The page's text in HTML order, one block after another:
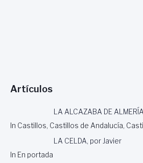
Artículos
LA ALCAZABA DE ALMERÍA
In Castillos, Castillos de Andalucía,
LA CELDA, por Javier
In En portada